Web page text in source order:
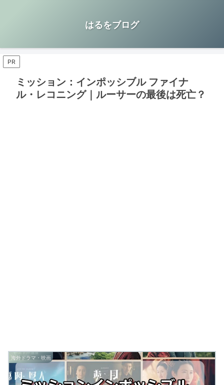
はるをブログ
PR
ミッション：インポッシブル ファイナ
ル・レコニング｜ルーサーの最後は死亡？
海外ドラマ・映画